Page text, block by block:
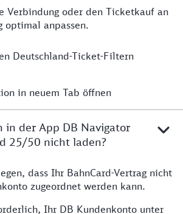
Verbindung oder den Ticketkauf an
optimal anpassen.
Deutschland-Ticket-Filtern
in neuem Tab öffnen
in der App DB Navigator
25/50 nicht laden?
dass Ihr BahnCard-Vertrag nicht
zugeordnet werden kann.
Ihr DB Kundenkonto unter